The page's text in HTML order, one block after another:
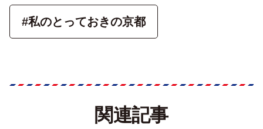
#私のとっておきの京都
関連記事